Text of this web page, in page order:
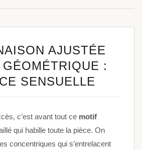
AJUSTÉE
GÉOMÉTRIQUE :
SENSUELLE
c’est avant tout ce motif
qui habille toute la pièce. On
concentriques qui s’entrelacent